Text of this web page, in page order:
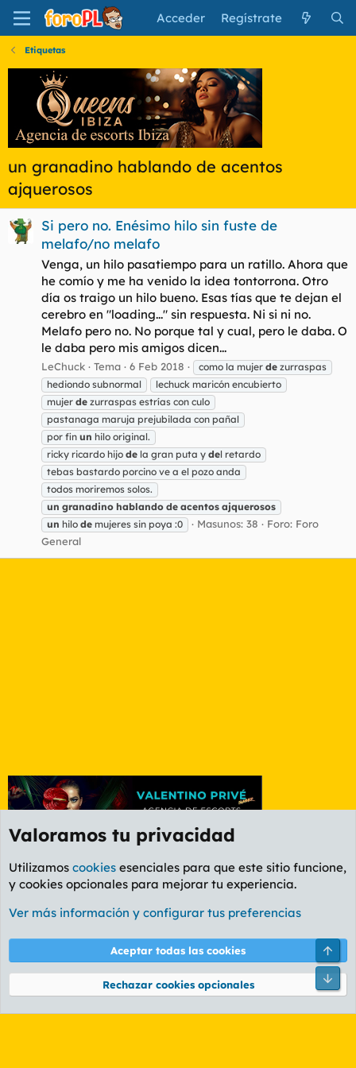
Acceder Regístrate
Etiquetas
un granadino hablando de acentos
ajquerosos
Si pero no. Enésimo hilo sin fuste de
melafo/no melafo
Venga, un hilo pasatiempo para un ratillo. Ahora que
he comío y me ha venido la idea tontorrona. Otro
día os traigo un hilo bueno. Esas tías que te dejan el
cerebro en "loading..." sin respuesta. Ni si ni no.
Melafo pero no. No porque tal y cual, pero le daba. O
le daba pero mis amigos dicen...
LeChuck Tema 6 Feb 2018 como la mujer de zurraspas
hediondo subnormal
lechuck maricón encubierto
mujer de zurraspas estrías con culo
pastanaga maruja prejubilada con pañal
por fin un hilo original.
ricky ricardo hijo de la gran puta y del retardo
tebas bastardo porcino ve a el pozo anda
todos moriremos solos.
un granadino hablando de acentos ajquerosos
un hilo de mujeres sin poya :0 Masunos: 38 Foro: Foro
General
Etiquetas
Cookies
PL OLDSTYLE AMARILLO
Términos y reglas Política de privacidad Ayuda
Community platform by XenForo® © 2010-2026 XenForo Ltd.
Valoramos tu privacidad
Utilizamos cookies esenciales para que este sitio funcione,
y cookies opcionales para mejorar tu experiencia.
Ver más información y configurar tus preferencias
Aceptar todas las cookies
Rechazar cookies opcionales
Pie